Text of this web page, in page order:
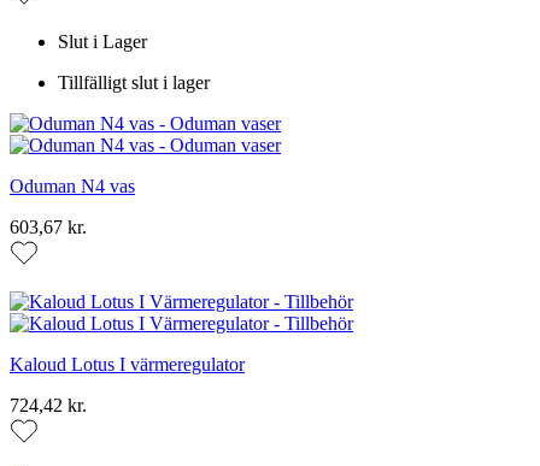
Slut i Lager
Tillfälligt slut i lager
Oduman N4 vas
603,67 kr.
Kaloud Lotus I värmeregulator
724,42 kr.